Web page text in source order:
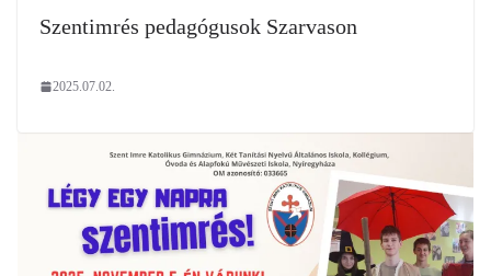
Szentimrés pedagógusok Szarvason
2025.07.02.